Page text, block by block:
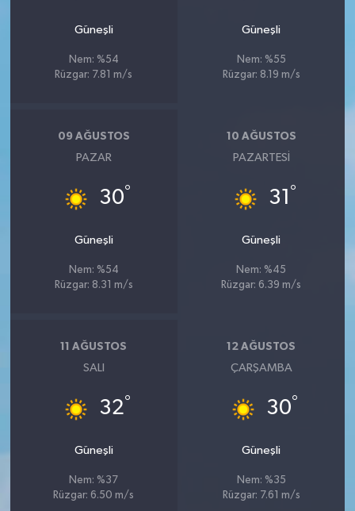
Güneşli
Nem: %54
Rüzgar: 7.81 m/s
Güneşli
Nem: %55
Rüzgar: 8.19 m/s
09 AĞUSTOS
PAZAR
30°
Güneşli
Nem: %54
Rüzgar: 8.31 m/s
10 AĞUSTOS
PAZARTESI
31 °
Güneşli
Nem: %45
Rüzgar: 6.39 m/s
11 AĞUSTOS
SALI
32°
Güneşli
Nem: %37
Rüzgar: 6.50 m/s
12 AĞUSTOS
ÇARŞAMBA
30°
Güneşli
Nem: %35
Rüzgar: 7.61 m/s